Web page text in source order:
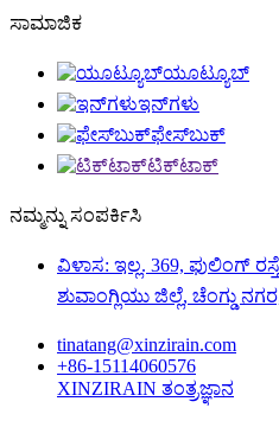
ಸಾಮಾಜಿಕ
ಯೂಟ್ಯೂಬ್
ಇನ್‌ಗಳು
ಫೇಸ್‌ಬುಕ್
ಟಿಕ್‌ಟಾಕ್
ನಮ್ಮನ್ನು ಸಂಪರ್ಕಿಸಿ
ವಿಳಾಸ: ಇಲ್ಲ. 369, ಫುಲಿಂಗ್
ಶುವಾಂಗ್ಲಿಯು ಜಿಲ್ಲೆ, ಚೆಂಗ್ಡು
tinatang@xinzirain.com
+86-15114060576
XINZIRAIN ತಂತ್ರಜ್ಞಾನ